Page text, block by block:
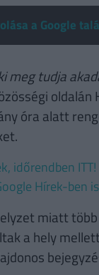
a Google
tudja
oldalán
óra alatt
időrendben ITT!
Hírek-ben
miatt
a hely